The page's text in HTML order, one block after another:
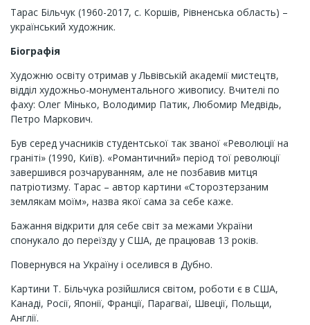
Тарас Більчук (1960-2017, с. Коршів, Рівненська область) –
український художник.
Біографія
Художню освіту отримав у Львівській академії мистецтв,
відділ художньо-монументального живопису. Вчителі по
фаху: Олег Мінько, Володимир Патик, Любомир Медвідь,
Петро Маркович.
Був серед учасників студентської так званої «Революції на
граніті» (1990, Київ). «Романтичний» період тої революції
завершився розчаруванням, але не позбавив митця
патріотизму. Тарас – автор картини «Сторозтерзаним
землякам моїм», назва якої сама за себе каже.
Бажання відкрити для себе світ за межами України
спонукало до переїзду у США, де працював 13 років.
Повернувся на Україну і оселився в Дубно.
Картини Т. Більчука розійшлися світом, роботи є в США,
Канаді, Росії, Японії, Франції, Парагваї, Швеції, Польщи,
Англії.